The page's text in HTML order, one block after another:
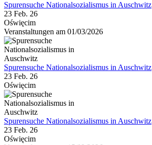
Spurensuche Nationalsozialismus in Auschwitz
23 Feb. 26
Oświęcim
Veranstaltungen am 01/03/2026
Spurensuche Nationalsozialismus in Auschwitz
23 Feb. 26
Oświęcim
Spurensuche Nationalsozialismus in Auschwitz
23 Feb. 26
Oświęcim